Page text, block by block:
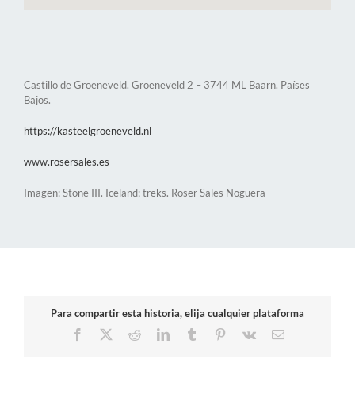
Castillo de Groeneveld. Groeneveld 2 – 3744 ML Baarn. Países
Bajos.
https://kasteelgroeneveld.nl
www.rosersales.es
Imagen: Stone III. Iceland; treks. Roser Sales Noguera
Para compartir esta historia, elija cualquier plataforma
Facebook
RedditLinkedInTumblr Pinterest
Vk
Correo